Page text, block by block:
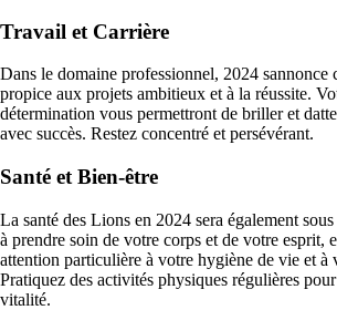
Travail et Carrière
Dans le domaine professionnel, 2024 sannonce
propice aux projets ambitieux et à la réussite.
détermination vous permettront de briller et
avec succès. Restez concentré et persévérant.
Santé et Bien-être
La santé des Lions en 2024 sera également
à prendre soin de votre corps et de votre esprit,
attention particulière à votre hygiène de vie et à
Pratiquez des activités physiques régulières
vitalité.